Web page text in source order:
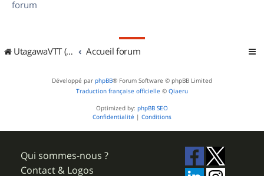
forum
UtagawaVTT (Randos VTT et VTTAE avec traces GPS) Accueil forum
Développé par phpBB® Forum Software © phpBB Limited
Traduction française officielle © Qiaeru
Optimized by: phpBB SEO
Confidentialité | Conditions
Qui sommes-nous ?
Contact & Logos